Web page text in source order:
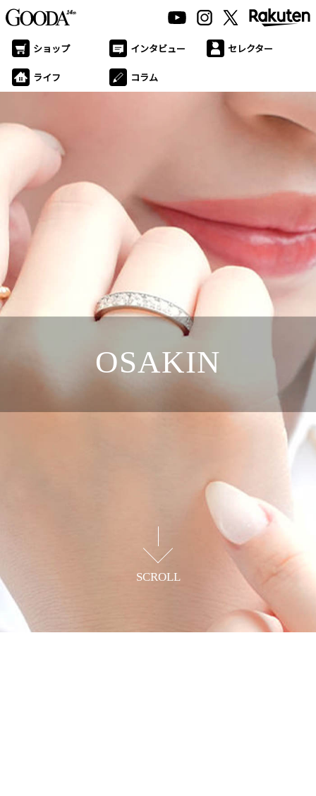
ショップ インタビュー セレクター
ライフ コラム
OSAKIN
SCROLL